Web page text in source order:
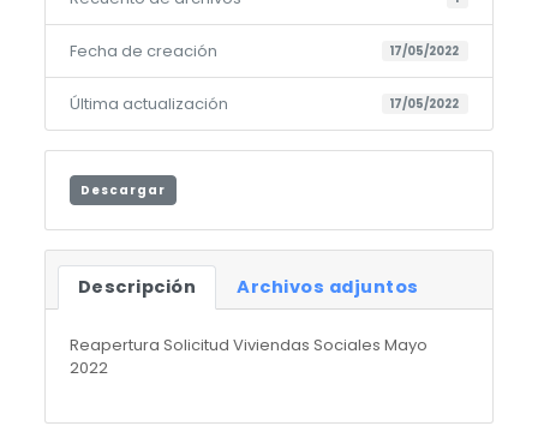
Fecha de creación 17/05/2022
Última actualización 17/05/2022
Descargar
Descripción Archivos adjuntos
Reapertura Solicitud Viviendas Sociales Mayo
2022